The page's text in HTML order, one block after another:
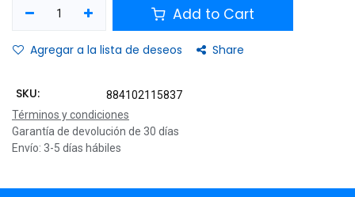
Add to Cart
Agregar a la lista de deseos Share
SKU:
884102115837
Términos y condiciones
Garantía de devolución de 30 días
Envío: 3-5 días hábiles